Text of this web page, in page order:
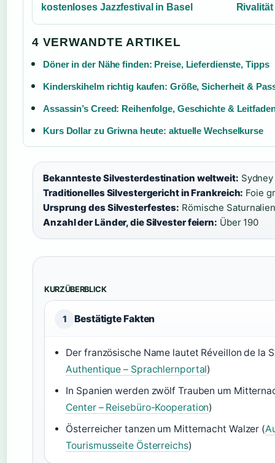
kostenloses Jazzfestival in Basel
4 VERWANDTE ARTIKEL
Döner in der Nähe finden: Preise, Lieferdienste, Tipps
Kinderskihelm richtig kaufen: Größe, Sicherheit &
Assassin’s Creed: Reihenfolge, Geschichte &
Kurs Dollar zu Griwna heute: aktuelle Wechselkurse
Bekannteste Silvesterdestination weltweit: Sydney
Traditionelles Silvestergericht in Frankreich: Foie
Ursprung des Silvesterfestes: Römische
Anzahl der Länder, die Silvester feiern: Über 190
KURZÜBERBLICK
1 Bestätigte Fakten
Der französische Name lautet Réveillon de la
Authentique – Sprachlernportal)
In Spanien werden zwölf Trauben um
Center – Reisebüro-Kooperation)
Österreicher tanzen um Mitternacht Walzer (
Tourismusseite Österreichs)